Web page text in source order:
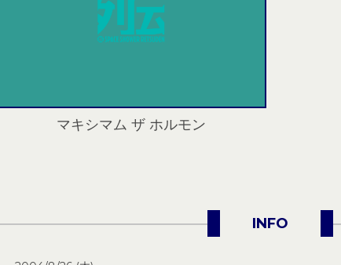
マキシマム ザ ホルモン
INFO